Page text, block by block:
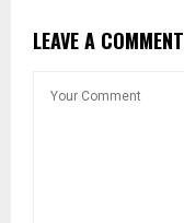
LEAVE A COMMENT